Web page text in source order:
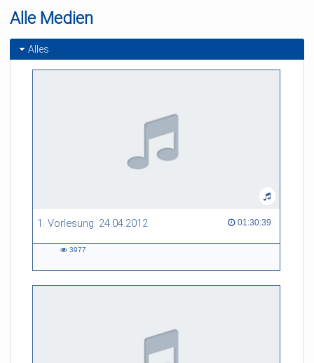
Alle Medien
Alles
1. Vorlesung: 24.04.2012 01:30:39
01:30:39 duration
3977